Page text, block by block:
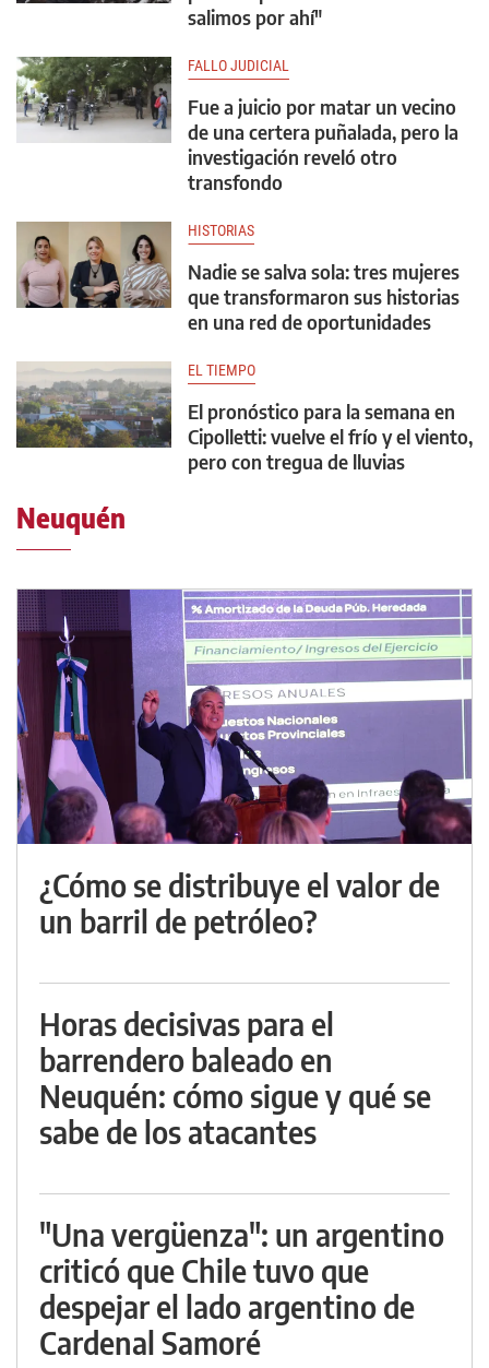
salimos por ahí"
FALLO JUDICIAL
Fue a juicio por matar un vecino
de una certera puñalada, pero la
investigación reveló otro
transfondo
HISTORIAS
Nadie se salva sola: tres mujeres
que transformaron sus historias
en una red de oportunidades
EL TIEMPO
El pronóstico para la semana en
Cipolletti: vuelve el frío y el viento,
pero con tregua de lluvias
Neuquén
¿Cómo se distribuye el valor de
un barril de petróleo?
Horas decisivas para el
barrendero baleado en
Neuquén: cómo sigue y qué se
sabe de los atacantes
"Una vergüenza": un argentino
criticó que Chile tuvo que
despejar el lado argentino de
Cardenal Samoré